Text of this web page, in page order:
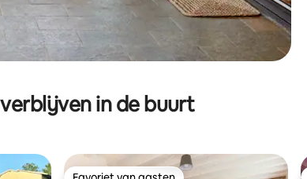
in de buurt